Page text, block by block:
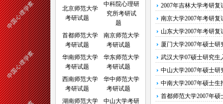
北京师范大学
考研试题
中科院心理研
究所考研试
题
首都师范大学
考研试题
南京师范大学
考研试题
华南师范大学
考研试题
华东师范大学
考研试题
西南师范大学
考研试题
华中师范大学
考研试题
湖南师范大学
中山大学考研
2007年吉林大学考研复
南京大学2007年考研复
山东大学2007年考研复
厦门大学2007年硕士
武汉大学07硕士研究
中山大学2007年硕士
中南大学2007年硕士
首都师范大学2007年硕